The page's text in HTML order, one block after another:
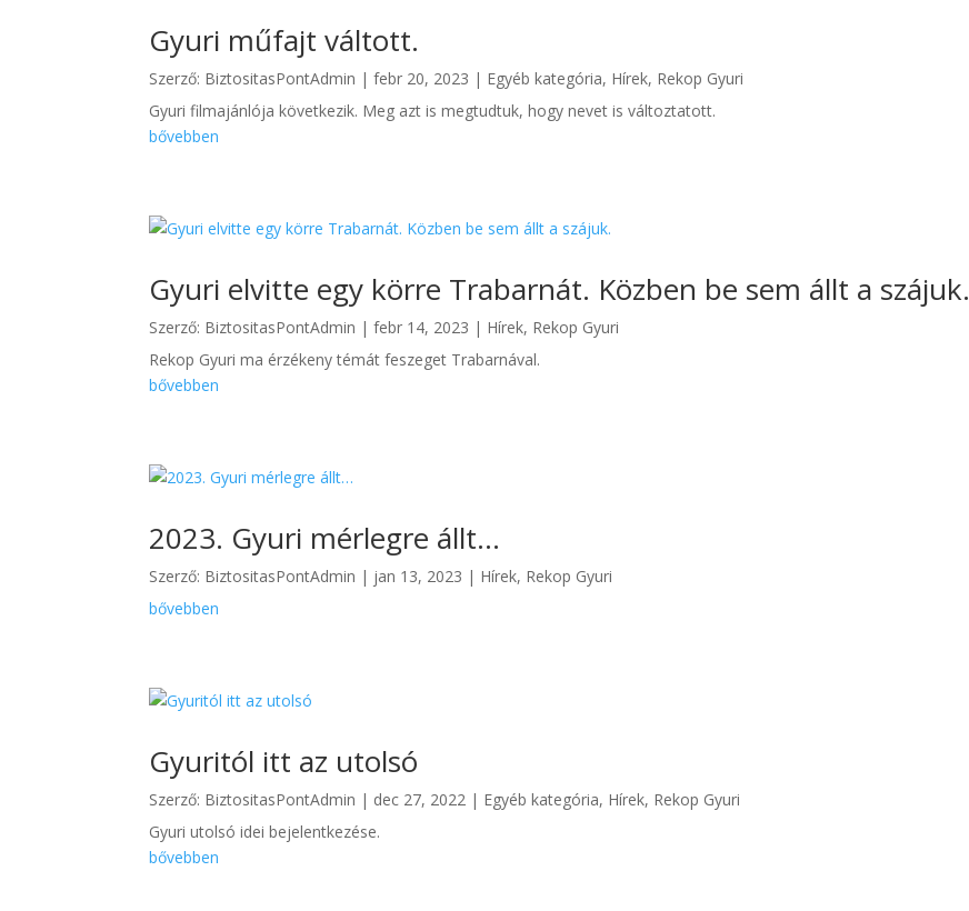
Gyuri műfajt váltott.
Szerző: BiztositasPontAdmin |febr 20, 2023 | Egyéb kategória, Hírek, Rekop Gyuri
Gyuri filmajánlója következik. Meg azt is megtudtuk, hogy nevet is változtatott.
bővebben
Gyuri elvitte egy körre Trabarnát. Közben be sem állt a szájuk.
Szerző: BiztositasPontAdmin |febr 14, 2023 | Hírek, Rekop Gyuri
Rekop Gyuri ma érzékeny témát feszeget Trabarnával.
bővebben
2023. Gyuri mérlegre állt…
Szerző: BiztositasPontAdmin | jan 13, 2023 | Hírek, Rekop Gyuri
bővebben
Gyuritól itt az utolsó
Szerző: BiztositasPontAdmin | dec 27, 2022 | Egyéb kategória, Hírek, Rekop Gyuri
Gyuri utolsó idei bejelentkezése.
bővebben